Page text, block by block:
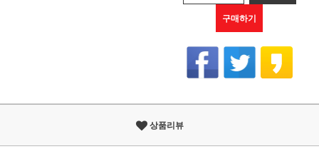
구매하기
상품리뷰